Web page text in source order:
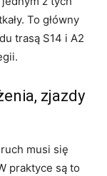
To główny
trasą S14 i A2
zjazdy
musi się
praktyce są to